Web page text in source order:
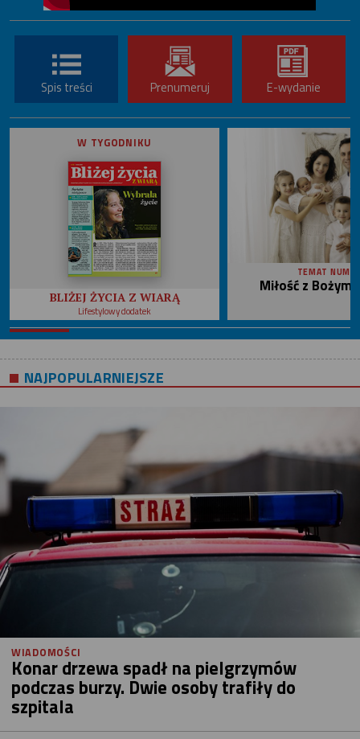
Spis treści Prenumeruj E-wydanie
W TYGODNIKU
BLIŻEJ ŻYCIA Z WIARĄ
Lifestylowy dodatek
TEMAT
Miłość z
NAJPOPULARNIEJSZE
WIADOMOŚCI
Konar drzewa spadł na pielgrzymów
podczas burzy. Dwie osoby trafiły do
szpitala